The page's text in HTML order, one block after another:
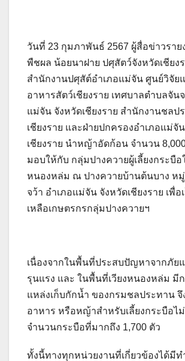
วันที่ 23 กุมภาพันธ์ 2567 ผู้สื่อข่าวราย
พืชผล น้อยนาฝาย ปศุสัตว์จังหวัดเชียง
สำนักงานปศุสัต์อำเภอแม่จัน ศูนย์วิจัย
อาหารสัตว์เชียงราย เทศบาลตำบลจัน
แม่จัน จังหวัดเชียงราย สำนักงานชลป
เชียงราย และฝ่ายปกครองอำเภอแม่จั
เชียงราย นำหญ้าอัดก้อน จำนวน
มอบให้กับ กลุ่มปางควายผู้เลี้ยงกระบือ
หนองหล่ม ณ ปางควายบ้านต้นบาง ห
จว้า อำเภอแม่จัน จังหวัดเชียงราย เพื่อ
เหลือเกษตรกรกลุ่มปางควายฯ
เนื่องจากในพื้นที่ประสบปัญหาจากภัยแ
รุนแรง และ ในพื้นที่เวียงหนองหล่ม มี
แหล่งเก็บกักน้ำ ของกรมชลประทาน จึ
อาหาร หรือหญ้าสำหรับเลี้ยงกระบือไ
จำนวนกระบือที่มากถึง 1,700 ตัว
ทั้งนี้ทางทุกหน่วยงานที่เกี่ยวข้องได้มี